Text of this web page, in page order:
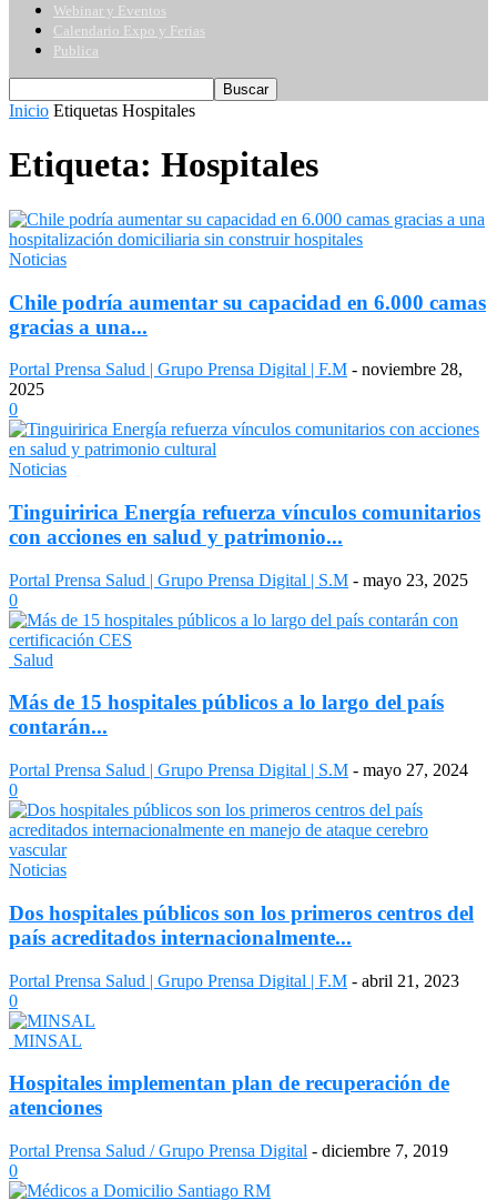
Webinar y Eventos
Calendario Expo y Ferias
Publica
Inicio Etiquetas Hospitales
Etiqueta: Hospitales
Noticias
Chile podría aumentar su capacidad en 6.000 camas
gracias a una...
Portal Prensa Salud | Grupo Prensa Digital | F.M - noviembre 28,
2025
0
Noticias
Tinguiririca Energía refuerza vínculos comunitarios
con acciones en salud y patrimonio...
Portal Prensa Salud | Grupo Prensa Digital | S.M - mayo 23, 2025
0
Salud
Más de 15 hospitales públicos a lo largo del país
contarán...
Portal Prensa Salud | Grupo Prensa Digital | S.M - mayo 27, 2024
0
Noticias
Dos hospitales públicos son los primeros centros del
país acreditados internacionalmente...
Portal Prensa Salud | Grupo Prensa Digital | F.M - abril 21, 2023
0
MINSAL
Hospitales implementan plan de recuperación de
atenciones
Portal Prensa Salud / Grupo Prensa Digital - diciembre 7, 2019
0